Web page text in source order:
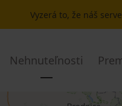
Vyzerá to, že náš
Nehnuteľnosti